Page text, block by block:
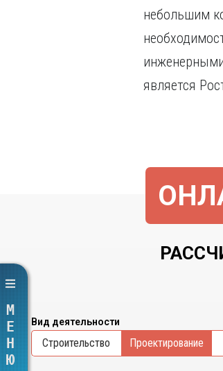
небольшим
является
Вид деятельности
Cтроительство Проектирование
МЕНЮ